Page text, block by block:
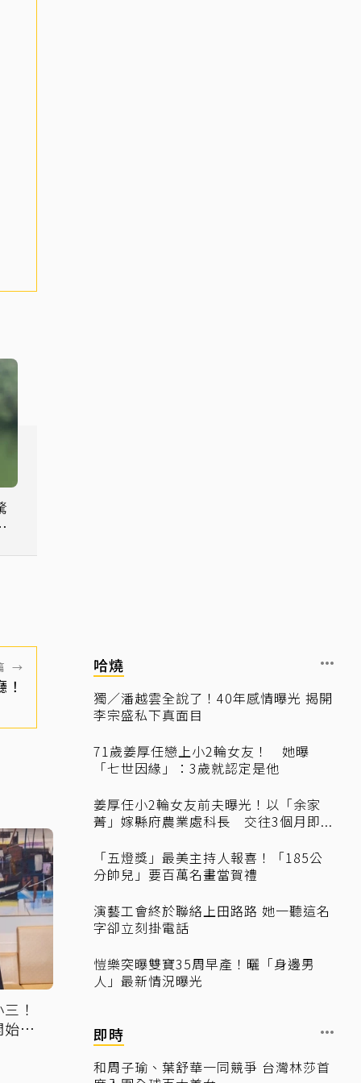
→
！
好
哈燒
獨／潘越雲全說了！40年感情曝光 揭開
李宗盛私下真面目
71歲姜厚任戀上小2輪女友！ 她曝
「七世因緣」：3歲就認定是他
姜厚任小2輪女友前夫曝光！以「余家
菁」嫁縣府農業處科長 交往3個月即...
「五燈獎」最美主持人報喜！「185公
分帥兒」要百萬名畫當賀禮
演藝工會終於聯絡上田路路 她一聽這名
字卻立刻掛電話
愷樂突曝雙寶35周早產！曬「身邊男
人」最新情況曝光
即時
和周子瑜、葉舒華一同競爭 台灣林莎首